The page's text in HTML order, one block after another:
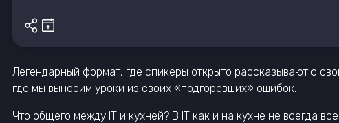
Легендарный формат, где спикеры открыто рассказывают о
где мы выносим уроки из своих «подгоревших» ошибок.
Что общего между IT и кухней? В IT как и на кухне не всегда